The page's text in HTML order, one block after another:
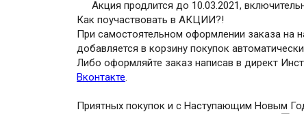
Акция продлится до 10.03.2021,
Как поучаствовать в АКЦИИ?!
При самостоятельном оформлении заказа на
добавляется в корзину покупок автоматически.
Либо оформляйте заказ написав в директ
Вконтакте
Приятных покупок и с Наступающим Новым